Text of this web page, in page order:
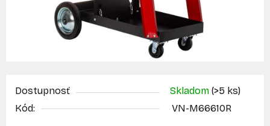
Dostupnosť Skladom (>5 ks)
Kód:
VN-M66610R